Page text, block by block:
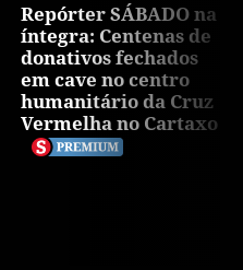
Repórter SÁBADO na
íntegra: Centenas de
donativos fechados
em cave no centro
humanitário da Cruz
Vermelha no Cartaxo